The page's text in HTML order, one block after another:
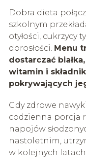
Dobra dieta
szkolnym
otyłości, cukrzycy
dorosłości. Menu
dostarczać
witamin i
pokrywających
Gdy zdrowe
codzienna porcja
napojów
nastoletnim,
w kolejnych latach